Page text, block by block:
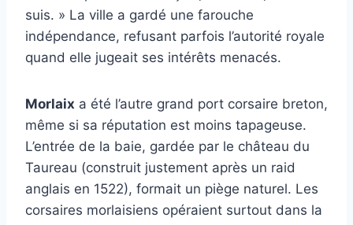
suis. » La ville a gardé une farouche
indépendance, refusant parfois l’autorité royale
quand elle jugeait ses intérêts menacés.
Morlaix a été l’autre grand port corsaire breton,
même si sa réputation est moins tapageuse.
L’entrée de la baie, gardée par le château du
Taureau (construit justement après un raid
anglais en 1522), formait un piège naturel. Les
corsaires morlaisiens opéraient surtout dans la